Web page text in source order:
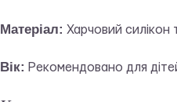
Матеріал: Харчовий силікон
Вік: Рекомендовано для дітей